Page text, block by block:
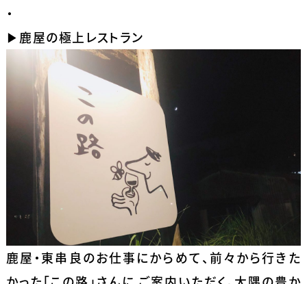
・
▶鹿屋の極上レストラン
鹿屋・東串良のお仕事にからめて、前々から行きた